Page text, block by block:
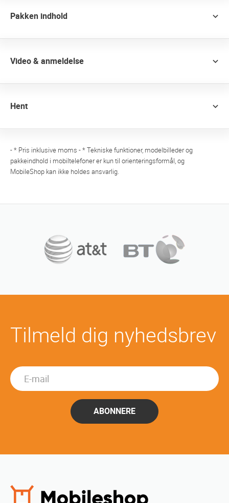
Pakken indhold
Video & anmeldelse
Hent
- * Pris inklusive moms - * Tekniske funktioner, modelbilleder og
pakkeindhold i mobiltelefoner er kun til orienteringsformål, og
MobileShop kan ikke holdes ansvarlig.
Tilmeld dig nyhedsbrev
ABONNERE